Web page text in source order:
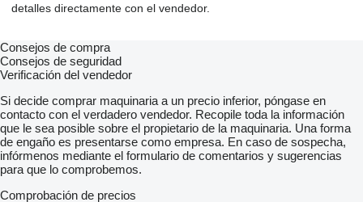
detalles directamente con el vendedor.
Consejos de compra
Consejos de seguridad
Verificación del vendedor
Si decide comprar maquinaria a un precio inferior, póngase en
contacto con el verdadero vendedor. Recopile toda la información
que le sea posible sobre el propietario de la maquinaria. Una forma
de engaño es presentarse como empresa. En caso de sospecha,
infórmenos mediante el formulario de comentarios y sugerencias
para que lo comprobemos.
Comprobación de precios